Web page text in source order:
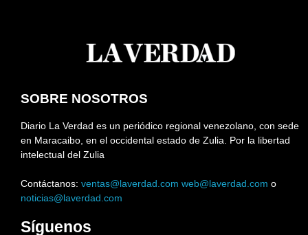
SOBRE NOSOTROS
Diario La Verdad es un periódico regional venezolano, con sede
en Maracaibo, en el occidental estado de Zulia. Por la libertad
intelectual del Zulia
Contáctanos: ventas@laverdad.com web@laverdad.com o
noticias@laverdad.com
Síguenos